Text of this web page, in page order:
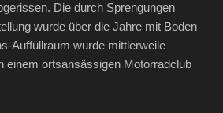
Die durch Sprengungen
wurde über die Jahre mit Boden
Auffüllraum wurde mittlerweile
einem ortsansässigen Motorradclub